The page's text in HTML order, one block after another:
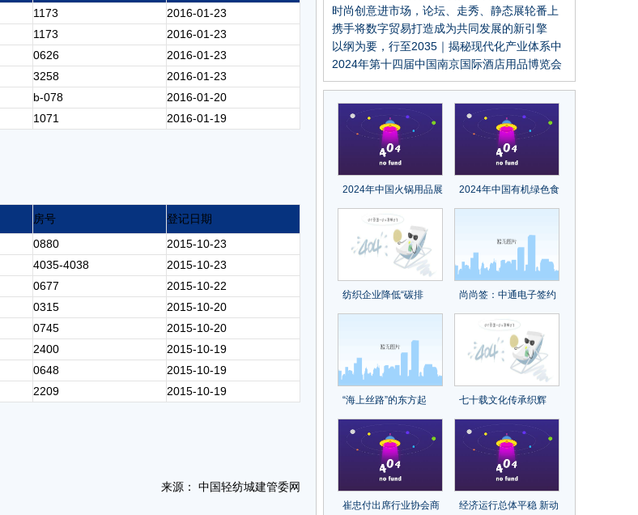
1173
2016-01-23
1173
2016-01-23
0626
2016-01-23
3258
2016-01-23
b-078
2016-01-20
1071 2016-01-19
房号
登记日期
0880
2015-10-23
4035-4038
2015-10-23
0677
2015-10-22
0315
2015-10-20
0745
2015-10-20
2400
2015-10-19
0648
2015-10-19
2209 2015-10-19
来源： 中国轻纺城建管委网
时尚创意进市场，论坛、走秀、静态展轮番上
演
携手将数字贸易打造成为共同发展的新引擎
——从数贸会看数字经济发展新动能
以纲为要，行至2035｜揭秘现代化产业体系中
的“阳光基因”
2024年第十四届中国南京国际酒店用品博览会
2024年中国火锅用品展
会/南京火锅食材展览会
2024年中国有机绿色食
品展览会/南京特色农产
纺织企业降低“碳排
放”，尤尼吉可、帝人、
的经验可以借鉴
尚尚签：中通电子签约
中台凯发一触即发的解
“海上丝路”的东方起
点，宁波时尚节让它出
圈又出彩！
七十载文化传承织辉
煌，再出发砥砺前行续
新章！中国纺织出版社
成立70周年纪念大会召
崔忠付出席行业协会商
经济运行总体平稳 新动